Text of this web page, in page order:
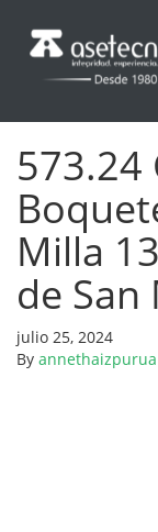
573.24
Milla
de San
julio 25, 2024
By annethaizpurua